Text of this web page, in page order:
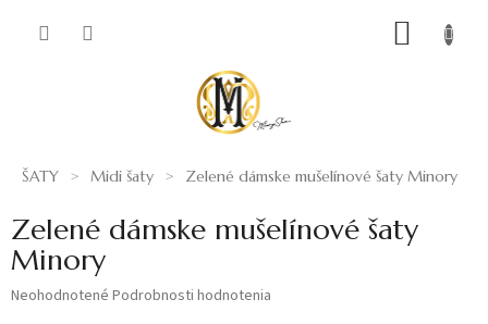
ŠATY Midi šaty Zelené dámske mušelínové šaty Minory
Zelené dámske mušelínové šaty
Minory
Priemerné
Neohodnotené Podrobnosti hodnotenia